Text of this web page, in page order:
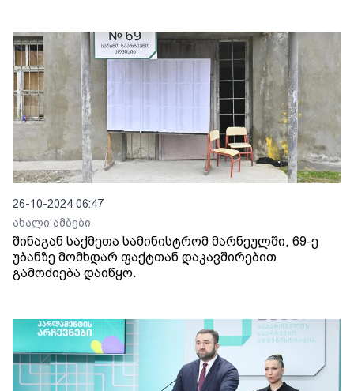
26-10-2024 06:47
ახალი ამბები
შინაგან საქმეთა სამინისტრომ მარნეულში, 69-ე
უბანზე მომხდარ ფაქტთან დაკავშირებით
გამოძიება დაიწყო.